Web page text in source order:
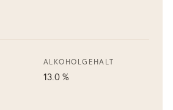
ALKOHOLGEHALT
13.0 %